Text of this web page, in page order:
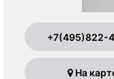
+7(495)822-
На